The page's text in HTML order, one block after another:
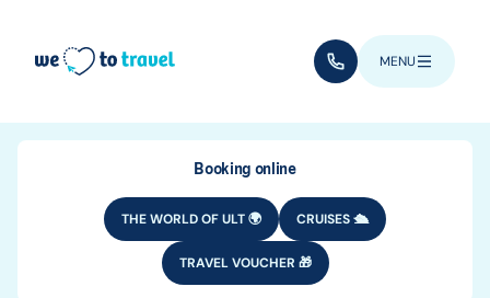
(+352) 28 32 6 - 334
MENU
Booking online
THE WORLD OF ULT 🌍 CRUISES 🛳️
TRAVEL VOUCHER 🎁